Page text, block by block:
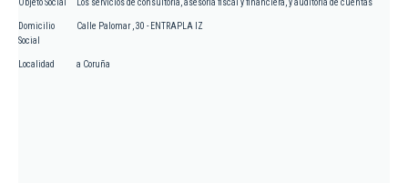
Objeto Social Los servicios de consultoría, asesoría fiscal y financiera, y auditoría de cuentas
Domicilio
Social
Calle Palomar , 30 - ENTRAPLA IZ
Localidad a Coruña